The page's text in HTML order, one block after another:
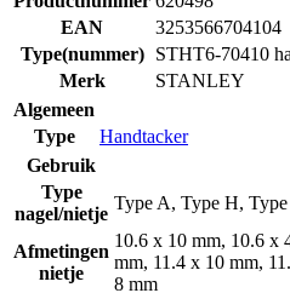
EAN
3253566704104
Type(nummer)
STHT6-70410
Merk
STANLEY
Algemeen
Type
Handtacker
Gebruik
Type
nagel/nietje
Type A, Type H, Type
Afmetingen
nietje
10.6 x 10 mm, 10.6 x
mm, 11.4 x 10 mm,
8 mm